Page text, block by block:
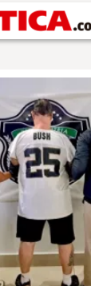
principal